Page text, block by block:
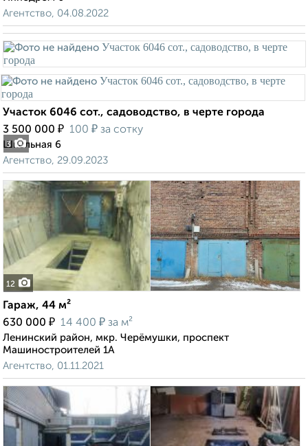
Агентство, 04.08.2022
3
Участок 6046 сот., садоводство, в черте города
3 500 000 ₽ 100 ₽ за сотку
Школьная 6
Агентство, 29.09.2023
12
Гараж, 44 м²
630 000 ₽ 14 400 ₽ за м²
Ленинский район, мкр. Черёмушки, проспект
Машиностроителей 1А
Агентство, 01.11.2021